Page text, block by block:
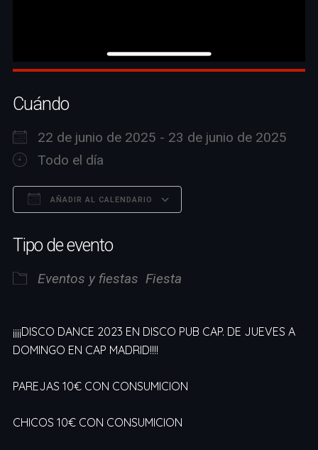
Cuándo
22 de junio de 2025 - 23 de junio de 2025
Todo el día
AÑADIR AL CALENDARIO
Tipo de evento
Eventos y fiestas Fiesta
¡¡¡¡DISCO DANCE 2023 EN DISCO PUB CAP. DE JUEVES A
DOMINGO EN CAP MADRID!!!!
PAREJAS 10€ CON CONSUMICION
CHICOS 10€ CON CONSUMICION